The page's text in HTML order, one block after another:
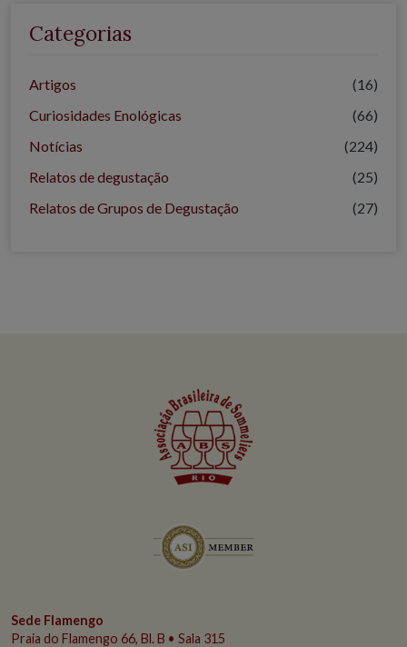
Categorias
Artigos
(16)
Curiosidades Enológicas
(66)
Notícias
(224)
Relatos de degustação
(25)
Relatos de Grupos de Degustação
(27)
Sede Flamengo
Praia do Flamengo 66, Bl. B • Sala 315